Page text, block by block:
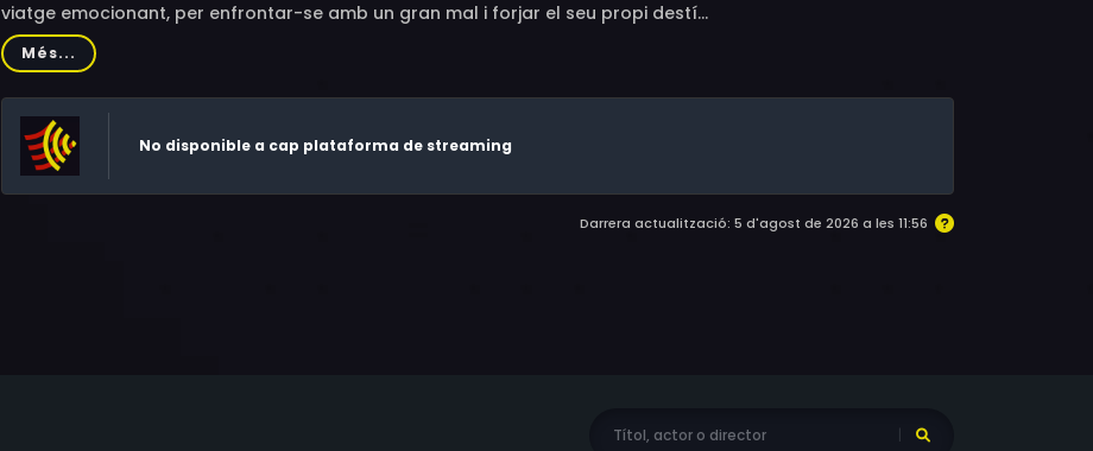
viatge emocionant, per enfrontar-se amb un gran mal i forjar el seu propi destí...
Més...
No disponible a cap plataforma de streaming
Darrera actualització: 5 d'agost de 2026 a les 11:56